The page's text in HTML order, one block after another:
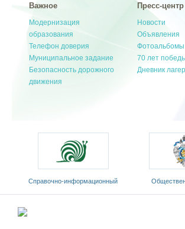
Важное
Модернизация
образования
Телефон доверия
Муниципальное задание
Безопасность дорожного
движения
Пресс-центр
Новости
Объявления
Фотоальбомы
70 лет
Дневник
Cправочно-информационный
портал «Русский язык»
Министерства